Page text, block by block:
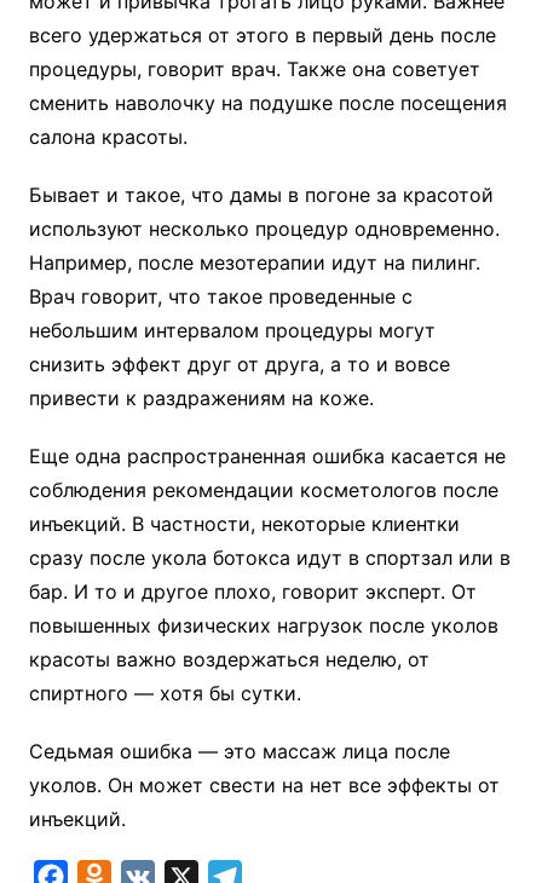
всего удержаться от этого в первый день после
процедуры, говорит врач. Также она советует
сменить наволочку на подушке после посещения
салона красоты.
Бывает и такое, что дамы в погоне за красотой
используют несколько процедур одновременно.
Например, после мезотерапии идут на пилинг.
Врач говорит, что такое проведенные с
небольшим интервалом процедуры могут
снизить эффект друг от друга, а то и вовсе
привести к раздражениям на коже.
Еще одна распространенная ошибка касается не
соблюдения рекомендации косметологов после
инъекций. В частности, некоторые клиентки
сразу после укола ботокса идут в спортзал или в
бар. И то и другое плохо, говорит эксперт. От
повышенных физических нагрузок после уколов
красоты важно воздержаться неделю, от
спиртного — хотя бы сутки.
Седьмая ошибка — это массаж лица после
уколов. Он может свести на нет все эффекты от
инъекций.